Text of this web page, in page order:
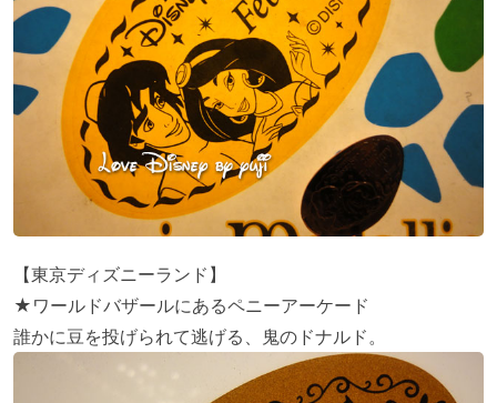
【東京ディズニーランド】
★ワールドバザールにあるペニーアーケード
誰かに豆を投げられて逃げる、鬼のドナルド。